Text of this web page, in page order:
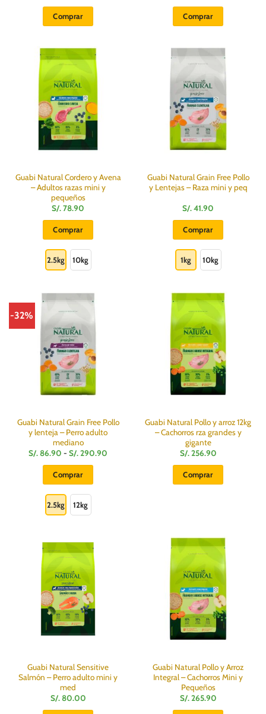
Comprar Comprar
Guabi Natural Cordero y Avena
– Adultos razas mini y
pequeños
S/.78.90
Comprar
producto
tiene
variantes.
se
pueden
elegir
en
la
página
producto
2.5kg 10kg
Guabi Natural Grain Free Pollo
y Lentejas – Raza mini y peq
S/.41.90
Comprar
producto
tiene
variantes.
opciones
se
pueden
elegir
en
la
página
producto
1kg 10kg
-32%
Guabi Natural Grain Free Pollo
y lenteja – Perro adulto
mediano
S/.86.90 - S/.290.90
Comprar
producto
tiene
variantes.
Las
opciones
se
pueden
elegir
en
la
producto
2.5kg 12kg
Guabi Natural Pollo y arroz 12kg
– Cachorros rza grandes y
gigante
S/.256.90
Comprar
Guabi Natural Sensitive
Salmón – Perro adulto mini y
med
S/.80.00
Guabi Natural Pollo y Arroz
Integral – Cachorros Mini y
Pequeños
S/.265.90